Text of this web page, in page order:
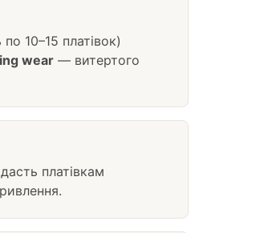
10–15 платівок)
wear — витертого
платівкам